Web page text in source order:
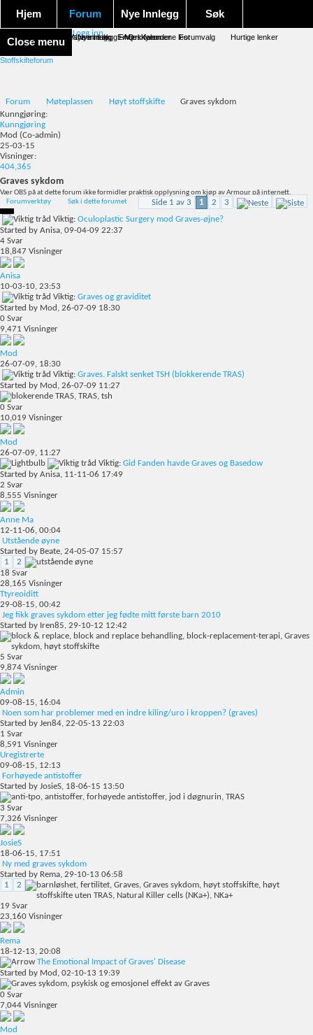
Hjem Forum
Nye innlegg FAQ Kalender Forumvalg Hurtige lenker
Nye Innlegg
Nye innlegg Merk forumene lest
Søk
Avansert søk Emneskyen
Close menu
Logg inn
Stoffskifteforum
Forum Møteplassen Høyt stoffskifte
Graves sykdom
Kunngjøring:
Kunngjøring
Mod (Co-admin)
25-03-15
Visninger:
404,365
Graves sykdom
Vær OBS på at dette forum ikke formidler praktisk opplysning om kjøp av Armour på internett.
Forumverktøy
Søk i dette forumet Side 1 av 3 1 2
3
Viktig: Oculoplastic Surgery mod Graves-øjne?
Started by Anisa, 09-04-09 22:37
4 Svar
18,847 Visninger
Anisa
10-03-10, 23:53
Viktig: Graves og graviditet
Started by Mod , 26-07-09 18:30
0 Svar
9,471 Visninger
Mod
26-07-09, 18:30
Viktig: Graves. Falskt senket TSH (blokkerende TRAS)
Started by Mod , 26-07-09 11:27
0 Svar
10,019 Visninger
Mod
26-07-09, 11:27
Viktig: Gid Fanden havde Graves og Basedow
Started by Anisa, 11-11-06 17:49
2 Svar
8,555 Visninger
Anne Ma
12-11-06, 00:04
Utstående øyne
Started by Beate, 24-05-07 15:57
1
2
18 Svar
28,165 Visninger
Ttyreoiditt
29-08-15, 00:42
Jeg fikk graves sykdom etter jeg fødte mitt første barn 2010
Started by Iren85, 29-10-12 12:42
5 Svar
9,874 Visninger
Admin
09-08-15, 16:04
Noen som har problemer med en indre kiling/uro i kroppen? (graves)
Started by Jen84, 22-05-13 22:03
1 Svar
8,591 Visninger
Uregistrerte
09-08-15, 12:13
Forhøyede antistoffer
Started by JosieS, 18-06-15 13:50
3 Svar
7,326 Visninger
JosieS
18-06-15, 17:51
Ny med graves sykdom
Started by Rema, 29-10-13 06:58
1
2
19 Svar
23,160 Visninger
Rema
18-12-13, 20:08
The Emotional Impact of Graves' Disease
Started by Mod , 02-10-13 19:39
0 Svar
7,044 Visninger
Mod